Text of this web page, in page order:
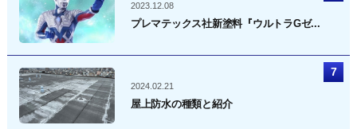
2023.12.08
プレマテックス社新塗料『ウルトラGゼ...
2024.02.21
屋上防水の種類と紹介